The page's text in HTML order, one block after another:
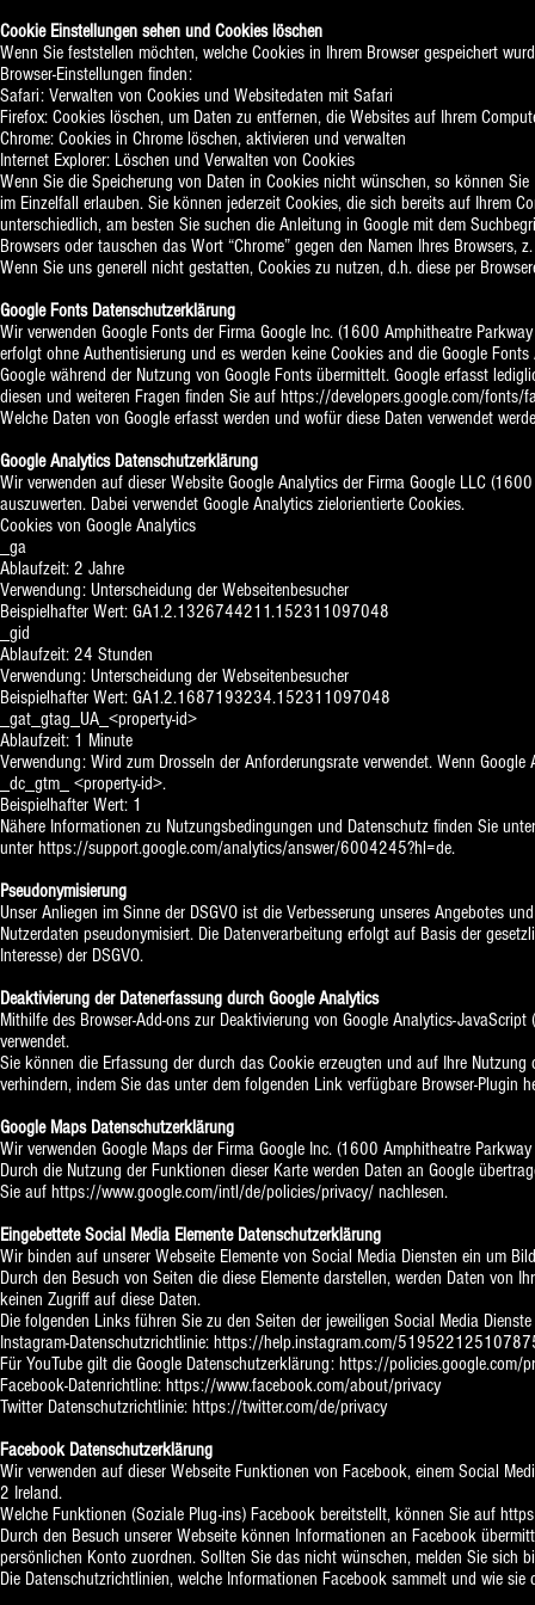
Cookie Einstellungen sehen und Cookies löschen
Wenn Sie feststellen möchten, welche Cookies in Ihrem Browser gespeichert
Browser-Einstellungen finden:
Safari: Verwalten von Cookies und Websitedaten mit Safari
Firefox: Cookies löschen, um Daten zu entfernen, die Websites auf Ihrem
Chrome: Cookies in Chrome löschen, aktivieren und verwalten
Internet Explorer: Löschen und Verwalten von Cookies
Wenn Sie die Speicherung von Daten in Cookies nicht wünschen, so können
im Einzelfall erlauben. Sie können jederzeit Cookies, die sich bereits auf Ihrem
unterschiedlich, am besten Sie suchen die Anleitung in Google mit dem
Browsers oder tauschen das Wort “Chrome” gegen den Namen Ihres Browsers,
Wenn Sie uns generell nicht gestatten, Cookies zu nutzen, d.h. diese per
Google Fonts Datenschutzerklärung
Wir verwenden Google Fonts der Firma Google Inc. (1600 Amphitheatre
erfolgt ohne Authentisierung und es werden keine Cookies and die Google
Google während der Nutzung von Google Fonts übermittelt. Google erfasst
diesen und weiteren Fragen finden Sie auf https://developers.google.com/
Welche Daten von Google erfasst werden und wofür diese Daten verwendet
Google Analytics Datenschutzerklärung
Wir verwenden auf dieser Website Google Analytics der Firma Google LLC
auszuwerten. Dabei verwendet Google Analytics zielorientierte Cookies.
Cookies von Google Analytics
_ga
Ablaufzeit: 2 Jahre
Verwendung: Unterscheidung der Webseitenbesucher
Beispielhafter Wert: GA1.2.1326744211.152311097048
_gid
Ablaufzeit: 24 Stunden
Verwendung: Unterscheidung der Webseitenbesucher
Beispielhafter Wert: GA1.2.1687193234.152311097048
_gat_gtag_UA_<property-id>
Ablaufzeit: 1 Minute
Verwendung: Wird zum Drosseln der Anforderungsrate verwendet. Wenn
_dc_gtm_ <property-id>.
Beispielhafter Wert: 1
Nähere Informationen zu Nutzungsbedingungen und Datenschutz finden Sie
unter https://support.google.com/analytics/answer/6004245?hl=de.
Pseudonymisierung
Unser Anliegen im Sinne der DSGVO ist die Verbesserung unseres Angebotes
Nutzerdaten pseudonymisiert. Die Datenverarbeitung erfolgt auf Basis der
Interesse) der DSGVO.
Deaktivierung der Datenerfassung durch Google Analytics
Mithilfe des Browser-Add-ons zur Deaktivierung von Google Analytics-
verwendet.
Sie können die Erfassung der durch das Cookie erzeugten und auf Ihre
verhindern, indem Sie das unter dem folgenden Link verfügbare Browser-Plugin
Google Maps Datenschutzerklärung
Wir verwenden Google Maps der Firma Google Inc. (1600 Amphitheatre
Durch die Nutzung der Funktionen dieser Karte werden Daten an Google
Sie auf https://www.google.com/intl/de/policies/privacy/ nachlesen.
Eingebettete Social Media Elemente Datenschutzerklärung
Wir binden auf unserer Webseite Elemente von Social Media Diensten ein um
Durch den Besuch von Seiten die diese Elemente darstellen, werden Daten von
keinen Zugriff auf diese Daten.
Die folgenden Links führen Sie zu den Seiten der jeweiligen Social Media
Instagram-Datenschutzrichtlinie: https://help.instagram.com/
Für YouTube gilt die Google Datenschutzerklärung: https://policies.google.com/
Facebook-Datenrichtline: https://www.facebook.com/about/privacy
Twitter Datenschutzrichtlinie: https://twitter.com/de/privacy
Facebook Datenschutzerklärung
Wir verwenden auf dieser Webseite Funktionen von Facebook, einem Social
2 Ireland.
Welche Funktionen (Soziale Plug-ins) Facebook bereitstellt, können Sie auf
Durch den Besuch unserer Webseite können Informationen an Facebook
persönlichen Konto zuordnen. Sollten Sie das nicht wünschen, melden Sie sich
Die Datenschutzrichtlinien, welche Informationen Facebook sammelt und wie